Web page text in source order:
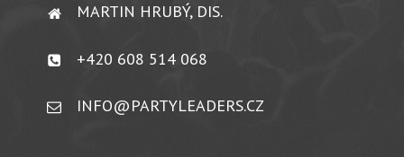
MARTIN HRUBÝ, DIS.
+420 608 514 068
INFO@PARTYLEADERS.CZ